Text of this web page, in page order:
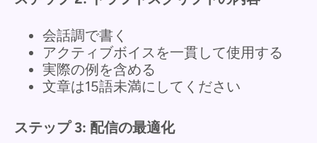
会話調で書く
アクティブボイスを一貫して使用する
実際の例を含める
文章は15語未満にしてください
ステップ 3: 配信の最適化